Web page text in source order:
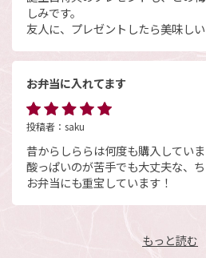
しみです。
友人に、プレゼントしたら美味しい
お弁当に入れてます
投稿者： saku
昔からしららは何度も購入していま
酸っぱいのが苦手でも大丈夫な、ち
お弁当にも重宝しています！
もっと読む